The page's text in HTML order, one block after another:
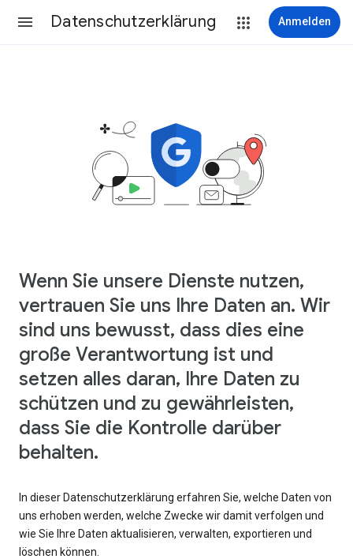
Datenschutzerklärung Anmelden
Wenn Sie unsere Dienste nutzen,
vertrauen Sie uns Ihre Daten an. Wir
sind uns bewusst, dass dies eine
große Verantwortung ist und
setzen alles daran, Ihre Daten zu
schützen und zu gewährleisten,
dass Sie die Kontrolle darüber
behalten.
In dieser Datenschutzerklärung erfahren Sie, welche Daten von
uns erhoben werden, welche Zwecke wir damit verfolgen und
wie Sie Ihre Daten aktualisieren, verwalten, exportieren und
löschen können.